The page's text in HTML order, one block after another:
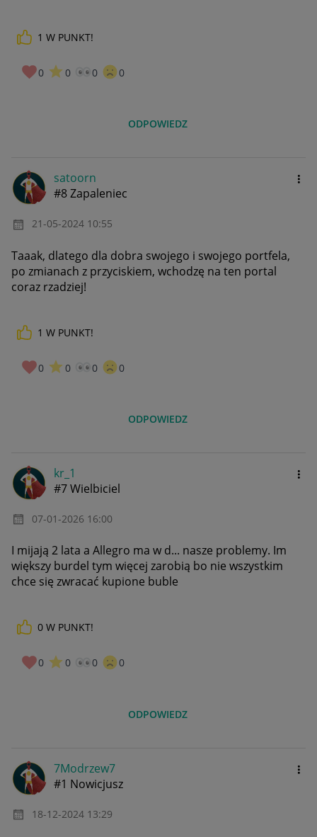
1 W PUNKT!
0 0 0 0
ODPOWIEDZ
satoorn
#8 Zapaleniec
‎21-05-2024 10:55
Taaak, dlatego dla dobra swojego i swojego portfela,
po zmianach z przyciskiem, wchodzę na ten portal
coraz rzadziej!
1 W PUNKT!
0 0 0 0
ODPOWIEDZ
kr_1
#7 Wielbiciel
‎07-01-2026 16:00
I mijają 2 lata a Allegro ma w d... nasze problemy. Im
większy burdel tym więcej zarobią bo nie wszystkim
chce się zwracać kupione buble
0 W PUNKT!
0 0 0 0
ODPOWIEDZ
7Modrzew7
#1 Nowicjusz
‎18-12-2024 13:29